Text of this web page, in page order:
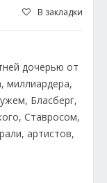
В закладки